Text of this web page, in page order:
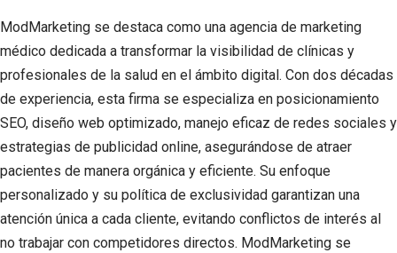
ModMarketing se destaca como una agencia de marketing
médico dedicada a transformar la visibilidad de clínicas y
profesionales de la salud en el ámbito digital. Con dos décadas
de experiencia, esta firma se especializa en posicionamiento
SEO, diseño web optimizado, manejo eficaz de redes sociales y
estrategias de publicidad online, asegurándose de atraer
pacientes de manera orgánica y eficiente. Su enfoque
personalizado y su política de exclusividad garantizan una
atención única a cada cliente, evitando conflictos de interés al
no trabajar con competidores directos. ModMarketing se